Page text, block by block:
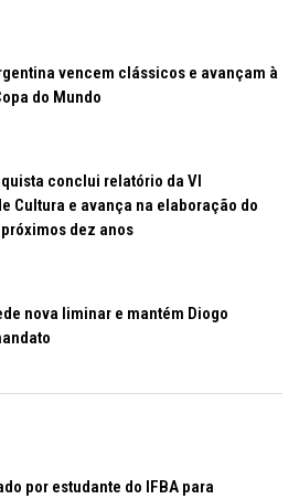
vencem clássicos e avançam à
do Mundo
conclui relatório da VI
Cultura e avança na elaboração do
dez anos
nova liminar e mantém Diogo
por estudante do IFBA para